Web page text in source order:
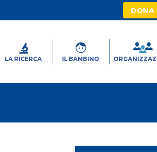
DONA
LA RICERCA IL BAMBINO